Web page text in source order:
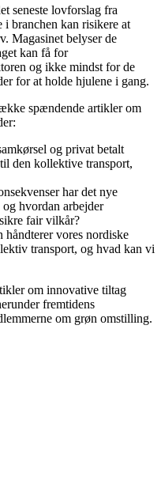
seneste lovforslag fra
i branchen kan risikere at
Magasinet belyser de
kan få for
og ikke mindst for de
for at holde hjulene i gang.
spændende artikler om
og privat betalt
den kollektive transport,
har det nye
hvordan arbejder
fair vilkår?
håndterer vores nordiske
transport, og hvad kan vi
om innovative tiltag
fremtidens
om grøn omstilling.